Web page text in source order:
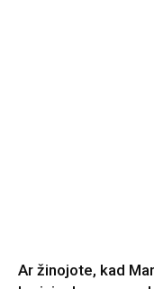
Ar žinojote, kad